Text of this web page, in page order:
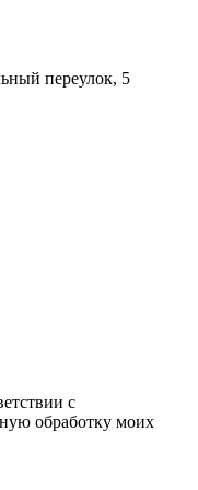
переулок, 5
с
обработку моих